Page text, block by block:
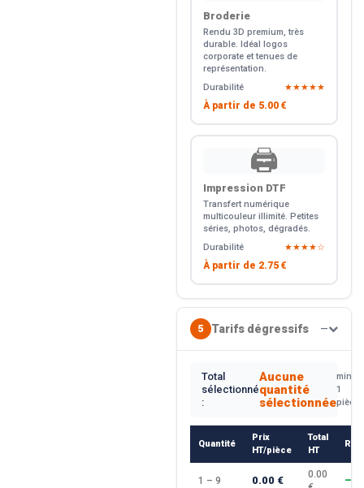
Broderie
Rendu 3D premium, très
durable. Idéal logos
corporate et tenues de
représentation.
Durabilité
★★★★★
À partir de 5.00 €
🖨️
Impression DTF
Transfert numérique
multicouleur illimité. Petites
séries, photos, dégradés.
Durabilité
★★★★☆
À partir de 2.75 €
5 Tarifs dégressifs —
Total
sélectionné
:
Aucune
quantité
sélectionnée
min.
1
pièce
Quantité
Prix
HT/pièce
Total
HT
1 – 9 0.00 €
0.00
—